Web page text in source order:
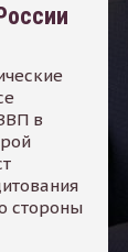
в
стороны